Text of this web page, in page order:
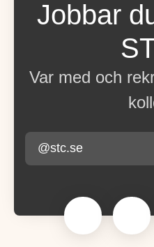
Jobbar
Var med och
@stc.se